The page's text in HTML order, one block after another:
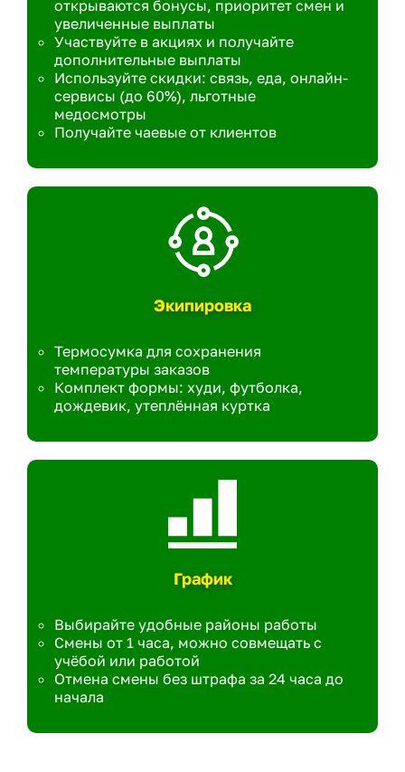
открываются бонусы, приоритет смен и
увеличенные выплаты
Участвуйте в акциях и получайте
дополнительные выплаты
Используйте скидки: связь, еда, онлайн-
сервисы (до 60%), льготные
медосмотры
Получайте чаевые от клиентов
Экипировка
Термосумка для сохранения
температуры заказов
Комплект формы: худи, футболка,
дождевик, утеплённая куртка
График
Выбирайте удобные районы работы
Смены от 1 часа, можно совмещать с
учёбой или работой
Отмена смены без штрафа за 24 часа до
начала